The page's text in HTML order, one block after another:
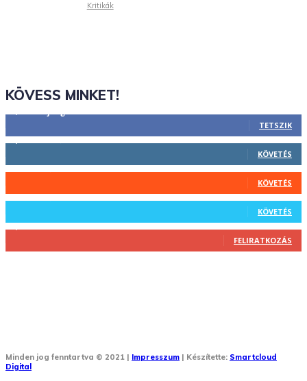
Kritikák
KÖVESS MINKET!
TETSZIK
KÖVETÉS
KÖVETÉS
KÖVETÉS
FELIRATKOZÁS
Minden jog fenntartva © 2021 | Impresszum | Készítette: Smartcloud
Digital